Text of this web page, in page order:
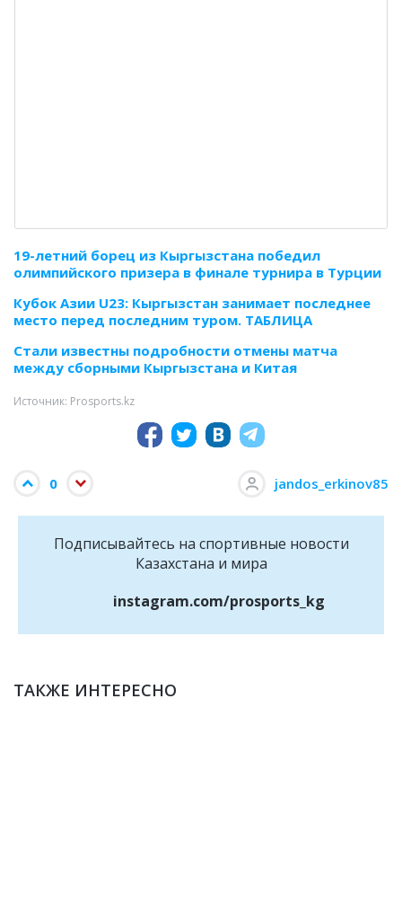
19-летний борец из Кыргызстана победил
олимпийского призера в финале турнира в Турции
Кубок Азии U23: Кыргызстан занимает последнее
место перед последним туром. ТАБЛИЦА
Стали известны подробности отмены матча
между сборными Кыргызстана и Китая
Источник: Prosports.kz
0 jandos_erkinov85
Подписывайтесь на cпортивные новости
Казахстана и мира
instagram.com/prosports_kg
ТАКЖЕ ИНТЕРЕСНО